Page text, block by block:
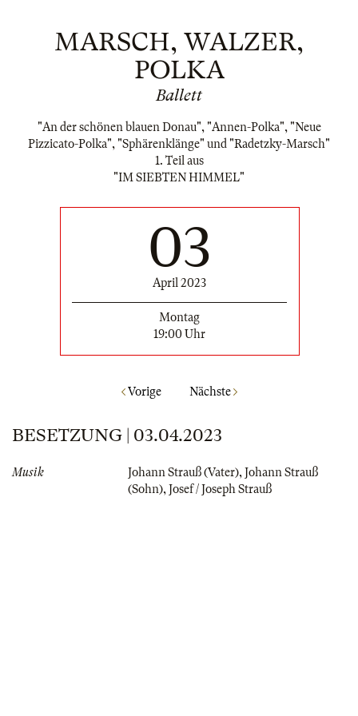
MARSCH, WALZER,
POLKA
Ballett
"An der schönen blauen Donau", "Annen-Polka", "Neue
Pizzicato-Polka", "Sphärenklänge" und "Radetzky-Marsch"
1. Teil aus
"IM SIEBTEN HIMMEL"
03
April 2023
Montag
19:00 Uhr
Vorige Nächste
BESETZUNG | 03.04.2023
Musik Johann Strauß (Vater), Johann Strauß
(Sohn), Josef / Joseph Strauß